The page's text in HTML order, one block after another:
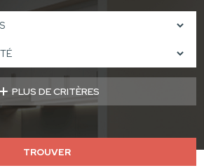
PLUS DE CRITÈRES
TROUVER